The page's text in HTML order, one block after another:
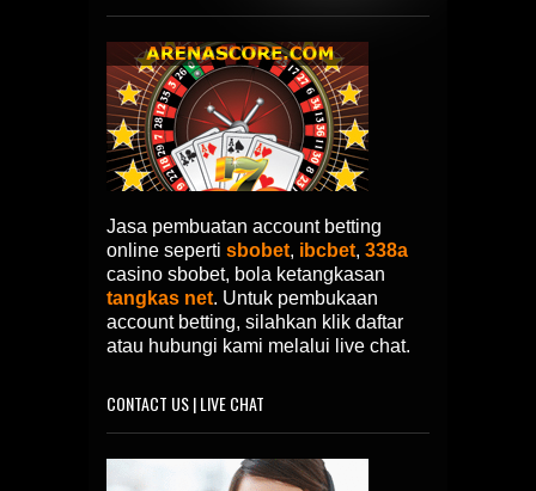
Jasa pembuatan account betting
online seperti sbobet, ibcbet, 338a
casino sbobet, bola ketangkasan
tangkas net. Untuk pembukaan
account betting, silahkan klik daftar
atau hubungi kami melalui live chat.
CONTACT US | LIVE CHAT